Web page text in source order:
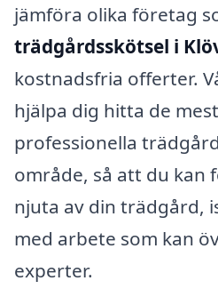
jämföra olika företag
trädgårdsskötsel i
kostnadsfria offerter.
hjälpa dig hitta de
professionella
område, så att du kan
njuta av din trädgård,
med arbete som kan
experter.